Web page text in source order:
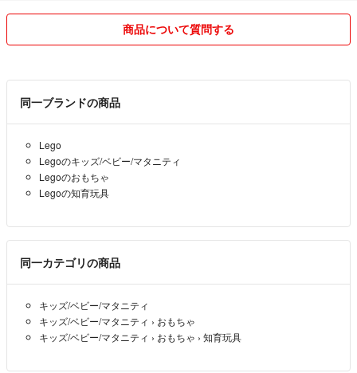
★商品を受取次第評価お願い致します。
だいたいは翌日に配送してます。
平日配送になります。ご了承くださいね。
基本家にある袋などを再利用して配送致します。
商品について質問する
同一ブランドの商品
Lego
Legoのキッズ/ベビー/マタニティ
Legoのおもちゃ
Legoの知育玩具
同一カテゴリの商品
キッズ/ベビー/マタニティ
キッズ/ベビー/マタニティ › おもちゃ
キッズ/ベビー/マタニティ › おもちゃ › 知育玩具